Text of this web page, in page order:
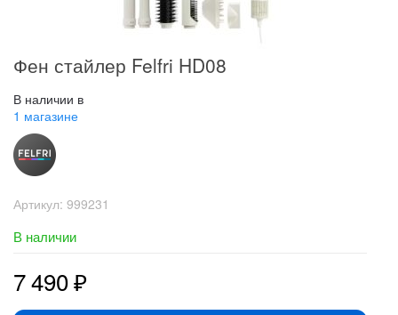
Фен стайлер Felfri HD08
В наличии в
1 магазине
Артикул: 999231
В наличии
7 490₽